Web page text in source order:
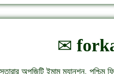
অপজিটি ইমাম ম্যানশন, পশ্চিম